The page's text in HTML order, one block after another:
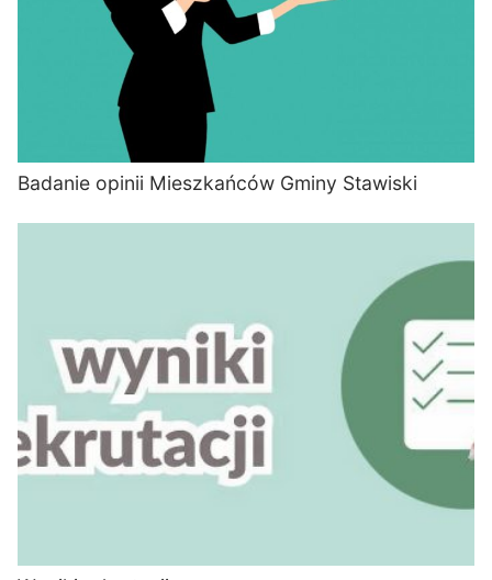
Badanie opinii Mieszkańców Gminy Stawiski